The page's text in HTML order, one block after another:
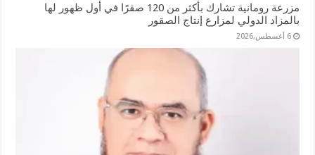
مزرعة رومانية تشارك بأكثر من 120 صقرًا في أول ظهور لها
بالمزاد الدولي لمزارع إنتاج الصقور
6 أغسطس,2026